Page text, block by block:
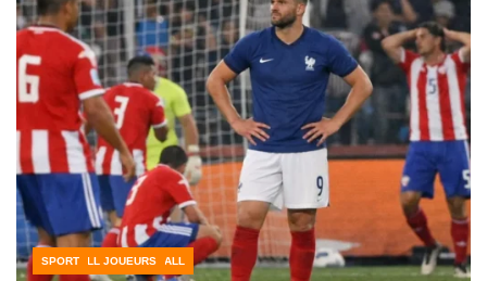
CÔTE D'IVOIRE FOOTBALL
FOOTBALL JOUEURS
SPORT